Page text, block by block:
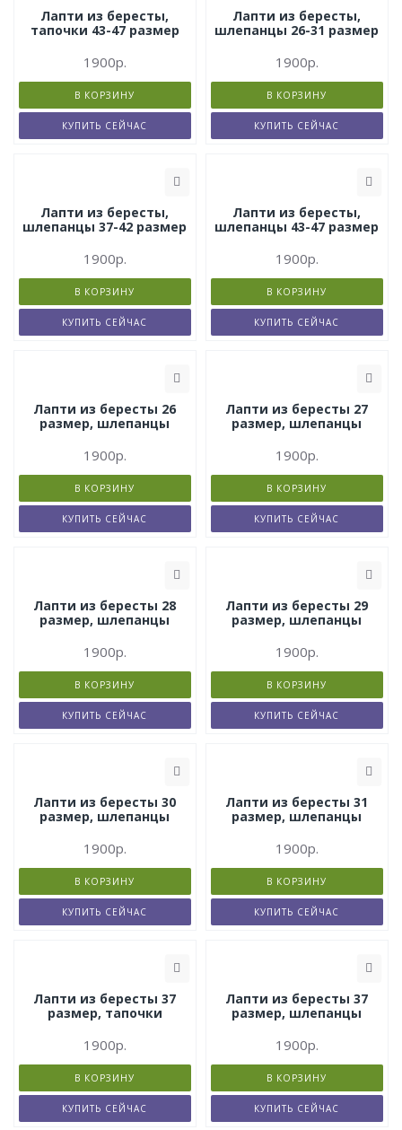
Лапти из бересты,
тапочки 43-47 размер
1900р.
В КОРЗИНУ
КУПИТЬ СЕЙЧАС
Лапти из бересты,
шлепанцы 26-31 размер
1900р.
В КОРЗИНУ
КУПИТЬ СЕЙЧАС
Лапти из бересты,
шлепанцы 37-42 размер
1900р.
В КОРЗИНУ
КУПИТЬ СЕЙЧАС
Лапти из бересты,
шлепанцы 43-47 размер
1900р.
В КОРЗИНУ
КУПИТЬ СЕЙЧАС
Лапти из бересты 26
размер, шлепанцы
1900р.
В КОРЗИНУ
КУПИТЬ СЕЙЧАС
Лапти из бересты 27
размер, шлепанцы
1900р.
В КОРЗИНУ
КУПИТЬ СЕЙЧАС
Лапти из бересты 28
размер, шлепанцы
1900р.
В КОРЗИНУ
КУПИТЬ СЕЙЧАС
Лапти из бересты 29
размер, шлепанцы
1900р.
В КОРЗИНУ
КУПИТЬ СЕЙЧАС
Лапти из бересты 30
размер, шлепанцы
1900р.
В КОРЗИНУ
КУПИТЬ СЕЙЧАС
Лапти из бересты 31
размер, шлепанцы
1900р.
В КОРЗИНУ
КУПИТЬ СЕЙЧАС
Лапти из бересты 37
размер, тапочки
1900р.
В КОРЗИНУ
КУПИТЬ СЕЙЧАС
Лапти из бересты 37
размер, шлепанцы
1900р.
В КОРЗИНУ
КУПИТЬ СЕЙЧАС